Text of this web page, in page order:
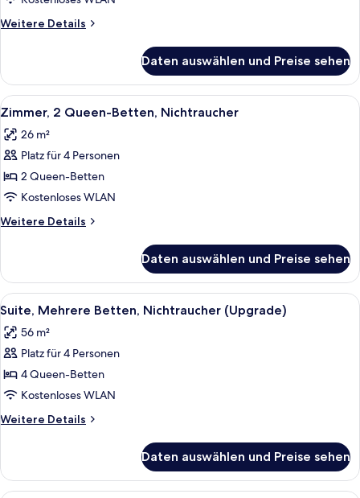
Nichtraucher
anzeigen
Weitere Details
Weitere
2 Queen-
Betten,
Nichtraucher
Daten auswählen und Preise sehen
Alle
Fotos
für
Zimmer,
2 Queen-
Betten,
Nichtraucher
anzeigen
Ein Hotelzimmer mit zwei Betten,
13
Zimmer, 2 Queen-Betten, Nichtraucher
26 m²
Platz für 4 Personen
2 Queen-Betten
Kostenloses WLAN
Weitere Details
Weitere
2 Queen-
Betten,
Nichtraucher
Daten auswählen und Preise sehen
Alle
Fotos
für
Suite,
Mehrere
Betten,
Nichtraucher
(Upgrade)
Ein Hotelzimmer mit Wohnbereich,
20
Suite, Mehrere Betten, Nichtraucher (Upgrade)
56 m²
Platz für 4 Personen
4 Queen-Betten
Kostenloses WLAN
Weitere Details
Weitere
Mehrere
Betten,
Daten auswählen und Preise sehen